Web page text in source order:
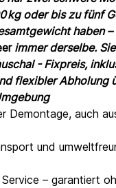
kg oder bis zu fünf
haben –
immer derselbe.
- Fixpreis,
flexibler Abholung
Demontage, auch
und
– garantiert